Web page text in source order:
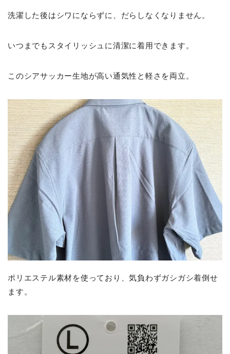
洗濯した後はシワにならずに、だらしなくなりません。
いつまでもスタイリッシュに清潔に着用できます。
このシアサッカー生地が高い通気性と軽さを両立。
ポリエステル素材を使っており、気負わずガシガシ着倒せ
ます。